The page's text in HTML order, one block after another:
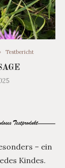
Testbericht
– ein
Kindes.